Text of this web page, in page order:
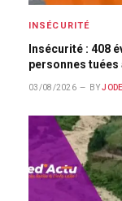
INSÉCURITÉ
Insécurité : 408
personnes tuées
03/08/2026 BY